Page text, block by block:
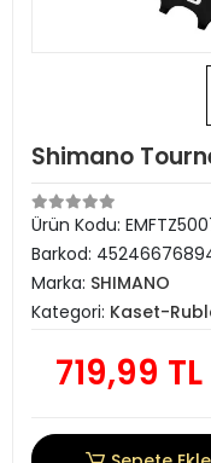
Shimano
Ürün Kodu:
Barkod:
Marka: SHIMANO
Kategori: Kaset-
719,99 TL